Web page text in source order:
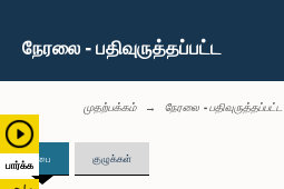
பார்க்க
நேரலை - பதிவுருத்தப்பட்ட
முதற்பக்கம் நேரலை - பதிவுருத்தப்பட்ட
சபை குழுக்கள்